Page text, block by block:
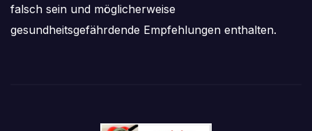
falsch sein und möglicherweise
gesundheitsgefährdende Empfehlungen enthalten.